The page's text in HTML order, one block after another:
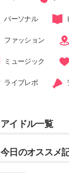
パーソナル
ファッション
ミュージック
ライブレポ
アイドル一覧
今日のオススメ